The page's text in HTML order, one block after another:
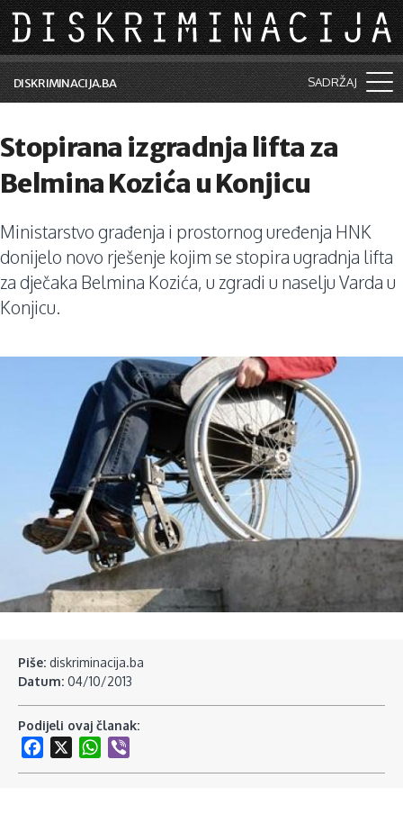
Skip to main content
DISKRIMINACIJA.BA SADRŽAJ
Vijesti i događaji
Aktuelne teme
Kolumne
Lične priče
Saradnja sa medijima
Stopirana izgradnja lifta za
Belmina Kozića u Konjicu
Ministarstvo građenja i prostornog uređenja HNK
donijelo novo rješenje kojim se stopira ugradnja lifta
za dječaka Belmina Kozića, u zgradi u naselju Varda u
Konjicu.
Piše: diskriminacija.ba
Datum: 04/10/2013
Podijeli ovaj članak:
Facebook
WhatsApp